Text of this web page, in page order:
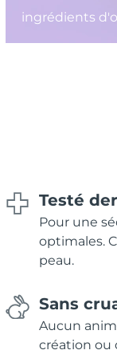
ingrédients
Testé
Pour une
optimales.
peau.
Sans
Aucun
création ou